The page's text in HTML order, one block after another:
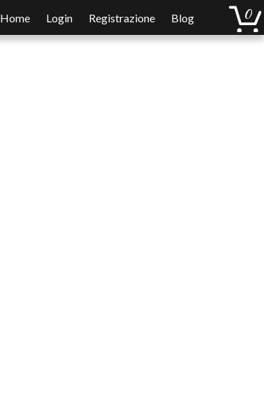
Home Login Registrazione Blog